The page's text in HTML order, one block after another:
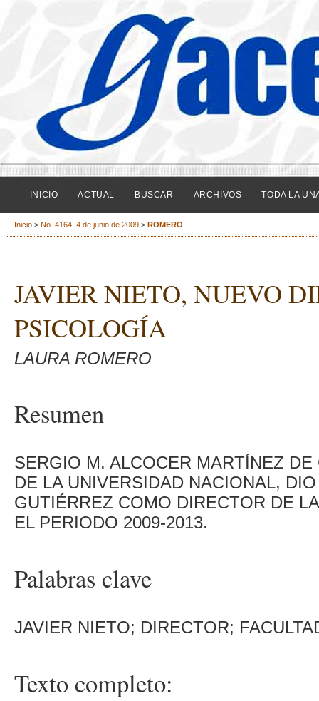
INICIO ACTUAL BUSCAR ARCHIVOS TODA LA
Inicio > No. 4164, 4 de junio de 2009 > ROMERO
JAVIER NIETO, NUEVO
PSICOLOGÍA
LAURA ROMERO
Resumen
SERGIO M. ALCOCER MARTÍNEZ
DE LA UNIVERSIDAD NACIONAL,
GUTIÉRREZ COMO DIRECTOR DE
EL PERIODO 2009-2013.
Palabras clave
JAVIER NIETO; DIRECTOR;
Texto completo: